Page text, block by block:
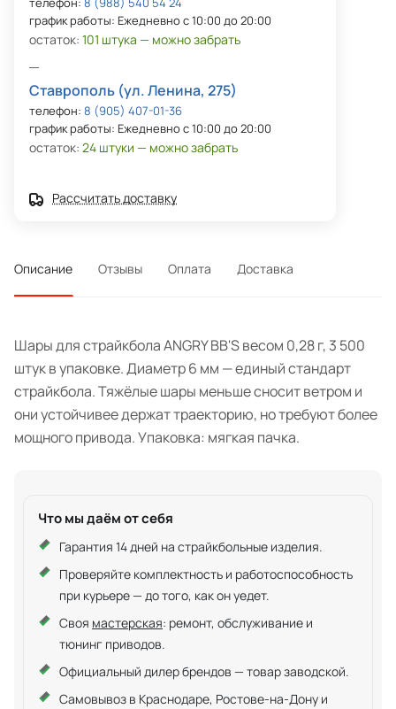
график работы: Ежедневно с 10:00 до 20:00
остаток: 101 штука — можно забрать
Ставрополь (ул. Ленина, 275)
телефон: 8 (905) 407-01-36
график работы: Ежедневно с 10:00 до 20:00
остаток: 24 штуки — можно забрать
Рассчитать доставку
Описание Отзывы Оплата Доставка
Шары для страйкбола ANGRY BB'S весом 0,28 г, 3 500
штук в упаковке. Диаметр 6 мм — единый стандарт
страйкбола. Тяжёлые шары меньше сносит ветром и
они устойчивее держат траекторию, но требуют более
мощного привода. Упаковка: мягкая пачка.
Что мы даём от себя
Гарантия 14 дней на страйкбольные изделия.
Проверяйте комплектность и работоспособность
при курьере — до того, как он уедет.
Своя мастерская: ремонт, обслуживание и
тюнинг приводов.
Официальный дилер брендов — товар заводской.
Самовывоз в Краснодаре, Ростове-на-Дону и